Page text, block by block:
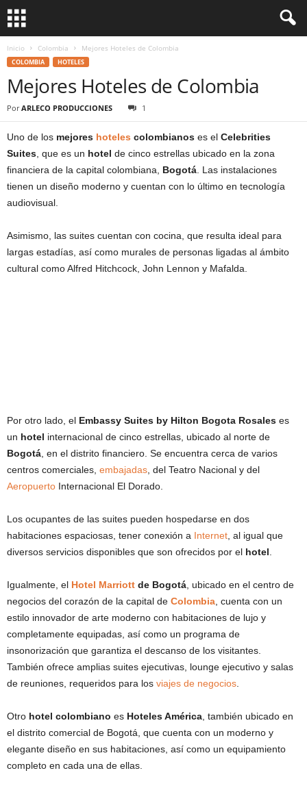
Inicio Colombia Mejores Hoteles de Colombia
COLOMBIA HOTELES
Mejores Hoteles de Colombia
Por ARLECO PRODUCCIONES 1
Uno de los mejores hoteles colombianos es el Celebrities
Suites , que es un hotel de cinco estrellas ubicado en la zona
financiera de la capital colombiana, Bogotá . Las instalaciones
tienen un diseño moderno y cuentan con lo último en tecnología
audiovisual.
Asimismo, las suites cuentan con cocina, que resulta ideal para
largas estadías, así como murales de personas ligadas al ámbito
cultural como Alfred Hitchcock, John Lennon y Mafalda.
Por otro lado, el Embassy Suites by Hilton Bogota Rosales es
un hotel internacional de cinco estrellas, ubicado al norte de
Bogotá , en el distrito financiero. Se encuentra cerca de varios
centros comerciales, embajadas , del Teatro Nacional y del
Aeropuerto Internacional El Dorado.
Los ocupantes de las suites pueden hospedarse en dos
habitaciones espaciosas, tener conexión a Internet , al igual que
diversos servicios disponibles que son ofrecidos por el hotel
Igualmente, el Hotel Marriott de Bogotá , ubicado en el centro de
negocios del corazón de la capital de Colombia , cuenta con un
estilo innovador de arte moderno con habitaciones de lujo y
completamente equipadas, así como un programa de
insonorización que garantiza el descanso de los visitantes.
También ofrece amplias suites ejecutivas, lounge ejecutivo y salas
de reuniones, requeridos para los viajes de negocios
Otro hotel colombiano es Hoteles América , también ubicado en
el distrito comercial de Bogotá, que cuenta con un moderno y
elegante diseño en sus habitaciones, así como un equipamiento
completo en cada una de ellas.